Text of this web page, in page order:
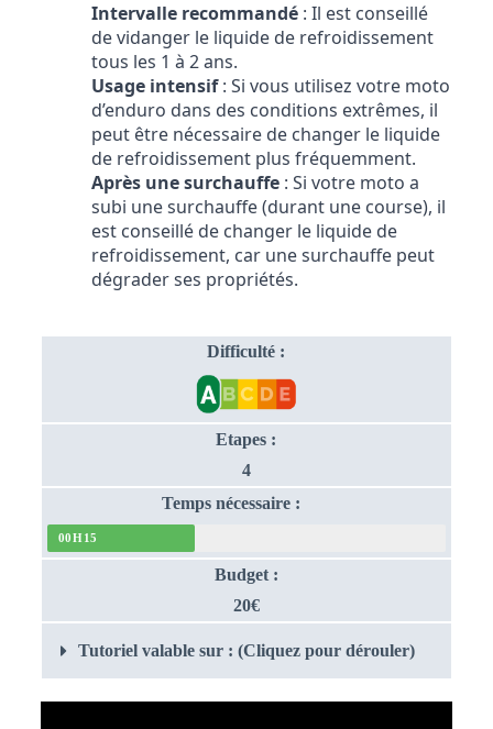
Intervalle recommandé: Il est conseillé
de vidanger le liquide de refroidissement
tous les 1 à 2 ans.
Usage intensif: Si vous utilisez votre moto
d’enduro dans des conditions extrêmes, il
peut être nécessaire de changer le liquide
de refroidissement plus fréquemment.
Après une surchauffe: Si votre moto a
subi une surchauffe (durant une course), il
est conseillé de changer le liquide de
refroidissement, car une surchauffe peut
dégrader ses propriétés.
Difficulté :
Etapes :
4
Temps nécessaire :
00H15
Budget :
20€
Tutoriel valable sur : (Cliquez pour dérouler)